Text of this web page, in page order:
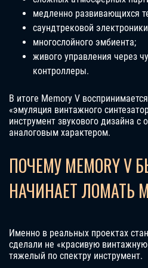
медленно развивающихся
саундтрековой
многослойного эмбиента;
живого управления через
контроллеры.
В итоге Memory V
«эмуляция винтажного
инструмент звукового дизайна с
аналоговым характером.
ПОЧЕМУ MEMORY V
НАЧИНАЕТ ЛОМАТЬ
Именно в реальных проектах
сделали не «красивую
тяжелый по спектру инструмент.